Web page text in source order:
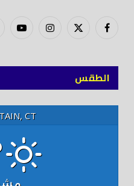
فيسبوكX
إنستغراميوتيوب
الطقس
CT